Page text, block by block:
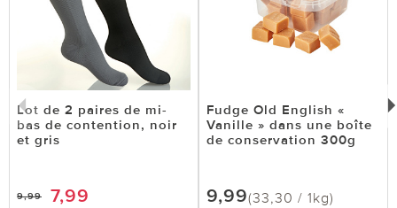
Lot de 2 paires de mi-
bas de contention, noir
et gris
9,99 7,99
Fudge Old English «
Vanille » dans une boîte
de conservation 300g
9,99(33,30 / 1kg)